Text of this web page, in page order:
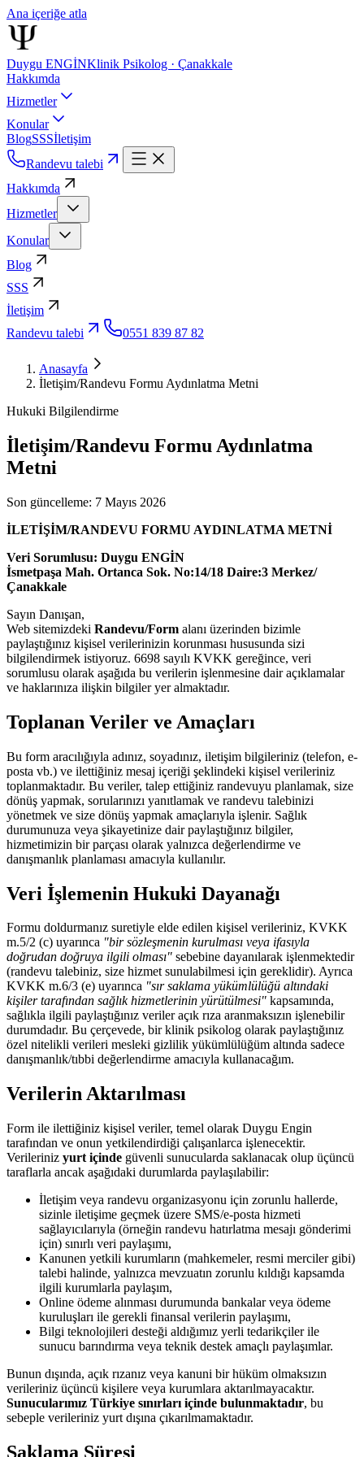
Ana içeriğe atla
Duygu ENGİNKlinik Psikolog · Çanakkale
Hakkımda
Hizmetler
Konular
BlogSSSİletişim
Randevu talebi
Hakkımda
Hizmetler
Konular
Blog
SSS
İletişim
Randevu talebi
0551 839 87 82
Anasayfa
İletişim/Randevu Formu Aydınlatma Metni
Hukuki Bilgilendirme
İletişim/Randevu Formu Aydınlatma
Metni
Son güncelleme: 7 Mayıs 2026
İLETİŞİM/RANDEVU FORMU AYDINLATMA METNİ
Veri Sorumlusu: Duygu ENGİN
İsmetpaşa Mah. Ortanca Sok. No:14/18 Daire:3 Merkez/
Çanakkale
Sayın Danışan,
Web sitemizdeki Randevu/Form alanı üzerinden bizimle
paylaştığınız kişisel verilerinizin korunması hususunda sizi
bilgilendirmek istiyoruz. 6698 sayılı KVKK gereğince, veri
sorumlusu olarak aşağıda bu verilerin işlenmesine dair açıklamalar
ve haklarınıza ilişkin bilgiler yer almaktadır.
Toplanan Veriler ve Amaçları
Bu form aracılığıyla adınız, soyadınız, iletişim bilgileriniz (telefon, e-
posta vb.) ve ilettiğiniz mesaj içeriği şeklindeki kişisel verileriniz
toplanmaktadır. Bu veriler, talep ettiğiniz randevuyu planlamak, size
dönüş yapmak, sorularınızı yanıtlamak ve randevu talebinizi
yönetmek ve size dönüş yapmak amaçlarıyla işlenir. Sağlık
durumunuza veya şikayetinize dair paylaştığınız bilgiler,
hizmetimizin bir parçası olarak yalnızca değerlendirme ve
danışmanlık planlaması amacıyla kullanılır.
Veri İşlemenin Hukuki Dayanağı
Formu doldurmanız suretiyle elde edilen kişisel verileriniz, KVKK
m.5/2 (c) uyarınca "bir sözleşmenin kurulması veya ifasıyla
doğrudan doğruya ilgili olması" sebebine dayanılarak işlenmektedir
(randevu talebiniz, size hizmet sunulabilmesi için gereklidir). Ayrıca
KVKK m.6/3 (e) uyarınca "sır saklama yükümlülüğü altındaki
kişiler tarafından sağlık hizmetlerinin yürütülmesi" kapsamında,
sağlıkla ilgili paylaştığınız veriler açık rıza aranmaksızın işlenebilir
durumdadır. Bu çerçevede, bir klinik psikolog olarak paylaştığınız
özel nitelikli verileri mesleki gizlilik yükümlülüğüm altında sadece
danışmanlık/tıbbi değerlendirme amacıyla kullanacağım.
Verilerin Aktarılması
Form ile ilettiğiniz kişisel veriler, temel olarak Duygu Engin
tarafından ve onun yetkilendirdiği çalışanlarca işlenecektir.
Verileriniz yurt içinde güvenli sunucularda saklanacak olup üçüncü
taraflarla ancak aşağıdaki durumlarda paylaşılabilir:
İletişim veya randevu organizasyonu için zorunlu hallerde,
sizinle iletişime geçmek üzere SMS/e-posta hizmeti
sağlayıcılarıyla (örneğin randevu hatırlatma mesajı gönderimi
için) sınırlı veri paylaşımı,
Kanunen yetkili kurumların (mahkemeler, resmi merciler gibi)
talebi halinde, yalnızca mevzuatın zorunlu kıldığı kapsamda
ilgili kurumlarla paylaşım,
Online ödeme alınması durumunda bankalar veya ödeme
kuruluşları ile gerekli finansal verilerin paylaşımı,
Bilgi teknolojileri desteği aldığımız yerli tedarikçiler ile
sunucu barındırma veya teknik destek amaçlı paylaşımlar.
Bunun dışında, açık rızanız veya kanuni bir hüküm olmaksızın
verileriniz üçüncü kişilere veya kurumlara aktarılmayacaktır.
Sunucularımız Türkiye sınırları içinde bulunmaktadır, bu
sebeple verileriniz yurt dışına çıkarılmamaktadır.
Saklama Süresi